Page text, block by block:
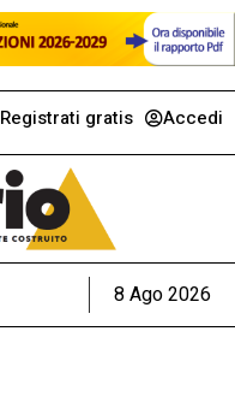
Registrati gratis Accedi
8 Ago 2026